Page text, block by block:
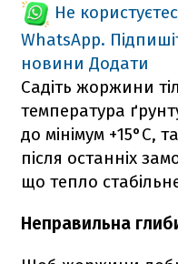
Не
WhatsApp.
новини Додати
Садіть жоржини
температура
до мінімум +15°C,
після останніх
що тепло
Неправильна